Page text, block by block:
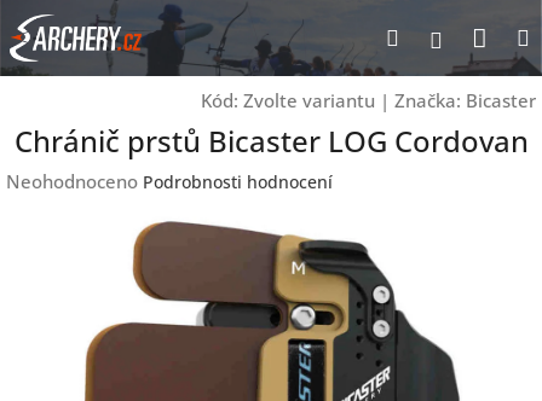
Přejít
na
obsah
Hledat
Kód: Zvolte variantu | Značka: Bicaster
Chránič prstů Bicaster LOG Cordovan
Průměrné
hvězdiček.
Neohodnoceno Podrobnosti hodnocení